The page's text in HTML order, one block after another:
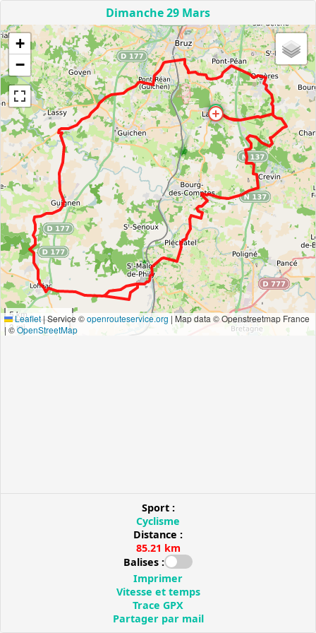
Dimanche 29 Mars
+
−
5 km
3 mi
Leaflet|Service ©openrouteservice.org | Map data © Openstreetmap France
| ©OpenStreetMap
Sport :
Cyclisme
Distance :
85.21 km
Balises :
Imprimer
Vitesse et temps
Trace GPX
Partager par mail